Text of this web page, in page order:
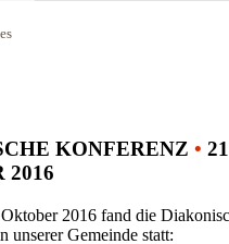
KONFERENZ •
2016
2016 fand die
unserer Gemeinde statt: